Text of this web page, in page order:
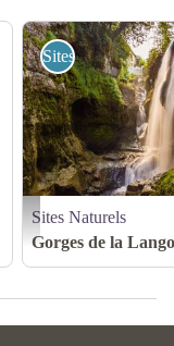
Sites Naturels
Sites Naturels
Gorges de la